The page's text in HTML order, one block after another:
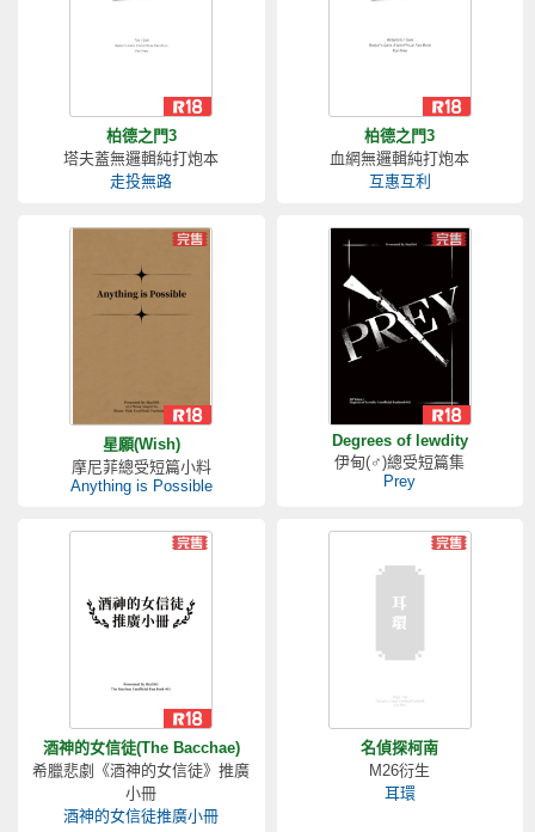
柏德之門3
塔夫蓋無邏輯純打炮本
走投無路
柏德之門3
血網無邏輯純打炮本
互惠互利
星願(Wish)
摩尼菲總受短篇小料
Anything is Possible
Degrees of lewdity
伊甸(♂)總受短篇集
Prey
酒神的女信徒(The Bacchae)
希臘悲劇《酒神的女信徒》推廣
小冊
酒神的女信徒推廣小冊
名偵探柯南
M26衍生
耳環